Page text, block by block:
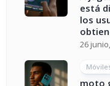
está
los
26
moto